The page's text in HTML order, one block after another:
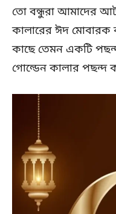
তো বন্ধুরা আমাদের আট
কালারের ঈদ মোবারক
কাছে তেমন একটি
গোল্ডেন কালার পছন্দ